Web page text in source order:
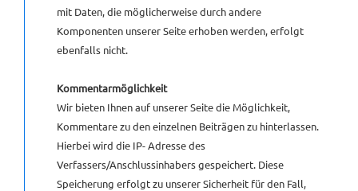
mit Daten, die möglicherweise durch andere
Komponenten unserer Seite erhoben werden, erfolgt
ebenfalls nicht.
Kommentarmöglichkeit
Wir bieten Ihnen auf unserer Seite die Möglichkeit,
Kommentare zu den einzelnen Beiträgen zu hinterlassen.
Hierbei wird die IP- Adresse des
Verfassers/Anschlussinhabers gespeichert. Diese
Speicherung erfolgt zu unserer Sicherheit für den Fall,